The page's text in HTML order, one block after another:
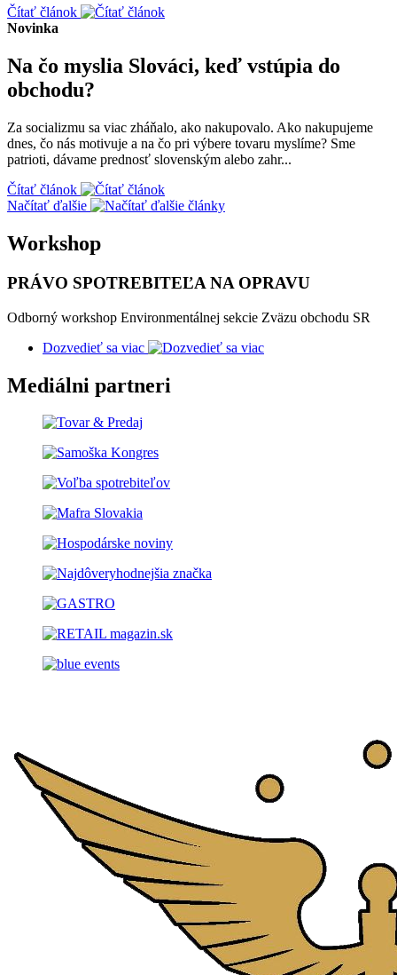
Čítať článok
Novinka
Na čo myslia Slováci, keď vstúpia do
obchodu?
Za socializmu sa viac zháňalo, ako nakupovalo. Ako nakupujeme
dnes, čo nás motivuje a na čo pri výbere tovaru myslíme? Sme
patrioti, dávame prednosť slovenským alebo zahr...
Čítať článok
Načítať ďalšie
Workshop
PRÁVO SPOTREBITEĽA NA OPRAVU
Odborný workshop Environmentálnej sekcie Zväzu obchodu SR
Dozvedieť sa viac
Mediálni partneri